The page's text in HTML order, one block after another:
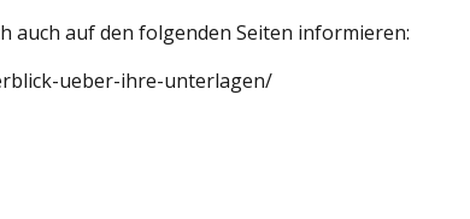
auch auf den folgenden Seiten informieren:
ueber-ihre-unterlagen/